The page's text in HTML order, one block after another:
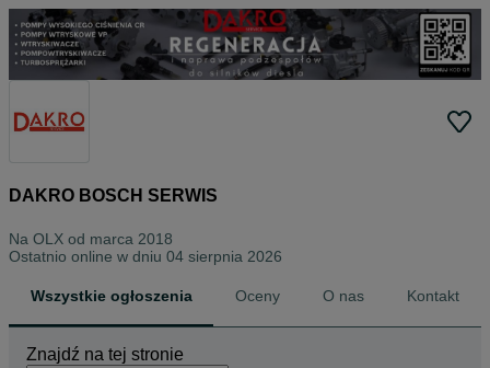
DAKRO BOSCH SERWIS
Na OLX od marca 2018
Ostatnio online w dniu 04 sierpnia 2026
Wszystkie ogłoszenia Oceny O nas Kontakt
Znajdź na tej stronie